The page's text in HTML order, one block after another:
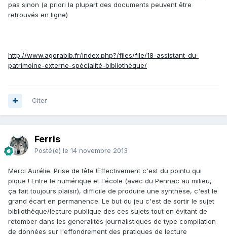
pas sinon (a priori la plupart des documents peuvent être
retrouvés en ligne)
http://www.agorabib.fr/index.php?/files/file/18-assistant-du-
patrimoine-externe-spécialité-bibliothèque/
Citer
Ferris
Posté(e) le 14 novembre 2013
Merci Aurélie. Prise de tête !Effectivement c'est du pointu qui
pique ! Entre le numérique et l'école (avec du Pennac au milieu,
ça fait toujours plaisir), difficile de produire une synthèse, c'est le
grand écart en permanence. Le but du jeu c'est de sortir le sujet
bibliothèque/lecture publique des ces sujets tout en évitant de
retomber dans les generalités journalistiques de type compilation
de données sur l'effondrement des pratiques de lecture